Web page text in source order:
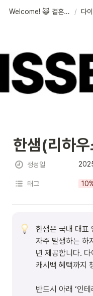
Welcome! 😺 결혼준비 체크리스트 /
한샘(리하
생성일
태그
한샘은 국내 대표
자주 발생하는 하
년 제공합니다.
캐시백 혜택까지
반드시 아래 ‘인